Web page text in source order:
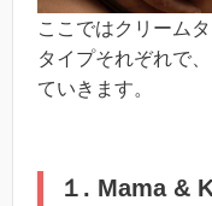
ここではクリーム
タイプそれぞれで
ていきます。
１. Mama &